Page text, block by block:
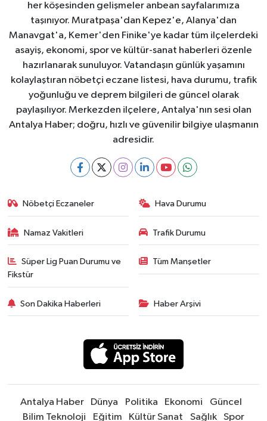
her köşesinden gelişmeler anbean sayfalarımıza
taşınıyor. Muratpaşa'dan Kepez'e, Alanya'dan
Manavgat'a, Kemer'den Finike'ye kadar tüm ilçelerdeki
asayiş, ekonomi, spor ve kültür-sanat haberleri özenle
hazırlanarak sunuluyor. Vatandaşın günlük yaşamını
kolaylaştıran nöbetçi eczane listesi, hava durumu, trafik
yoğunluğu ve deprem bilgileri de güncel olarak
paylaşılıyor. Merkezden ilçelere, Antalya'nın sesi olan
Antalya Haber; doğru, hızlı ve güvenilir bilgiye ulaşmanın
adresidir.
Nöbetçi Eczaneler Hava Durumu
Namaz Vakitleri Trafik Durumu
Süper Lig Puan Durumu ve
Fikstür
Tüm Manşetler
Son Dakika Haberleri Haber Arşivi
Antalya Haber Dünya Politika Ekonomi
Güncel
Bilim Teknoloji
Eğitim Kültür Sanat Sağlık Spor